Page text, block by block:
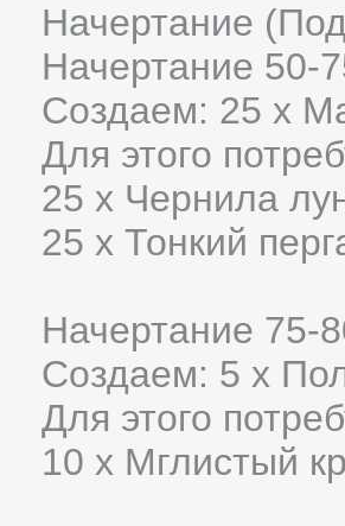
Начертание
Начертание 50-
Создаем: 25 х
Для этого
25 x Чернила
25 x Тонкий
Начертание 75-
Создаем: 5 х
Для этого
10 x Мглистый